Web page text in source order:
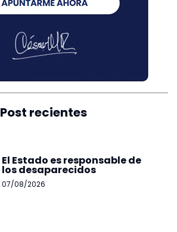
Post recientes
El Estado es responsable de
los desaparecidos
07/08/2026